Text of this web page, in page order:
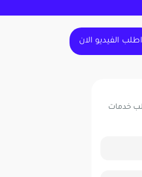
اطلب الفيديو الان
خدمات